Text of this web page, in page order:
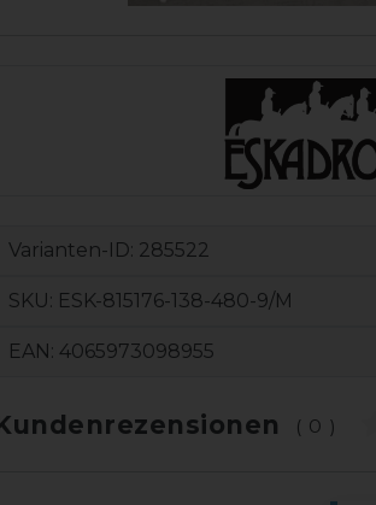
Varianten-ID: 285522
SKU: ESK-815176-138-480-9/M
EAN: 4065973098955
(0)